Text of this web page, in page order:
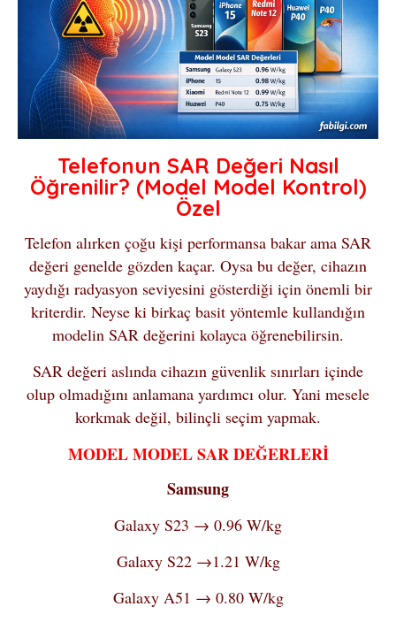
Telefonun SAR Değeri Nasıl
Öğrenilir? (Model Model Kontrol)
Özel
Telefon alırken çoğu kişi performansa bakar ama SAR
değeri genelde gözden kaçar. Oysa bu değer, cihazın
yaydığı radyasyon seviyesini gösterdiği için önemli bir
kriterdir. Neyse ki birkaç basit yöntemle kullandığın
modelin SAR değerini kolayca öğrenebilirsin.
SAR değeri aslında cihazın güvenlik sınırları içinde
olup olmadığını anlamana yardımcı olur. Yani mesele
korkmak değil, bilinçli seçim yapmak.
MODEL MODEL SAR DEĞERLERİ
Samsung
Galaxy S23 → 0.96 W/kg
Galaxy S22 →1.21 W/kg
Galaxy A51 → 0.80 W/kg